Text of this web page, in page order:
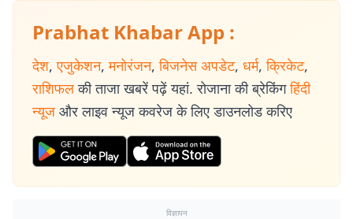
Prabhat Khabar App :
देश, एजुकेशन, मनोरंजन, बिजनेस अपडेट, धर्म, क्रिकेट,
राशिफल की ताजा खबरें पढ़ें यहां. रोजाना की ब्रेकिंग हिंदी
न्यूज और लाइव न्यूज कवरेज के लिए डाउनलोड करिए
विज्ञापन